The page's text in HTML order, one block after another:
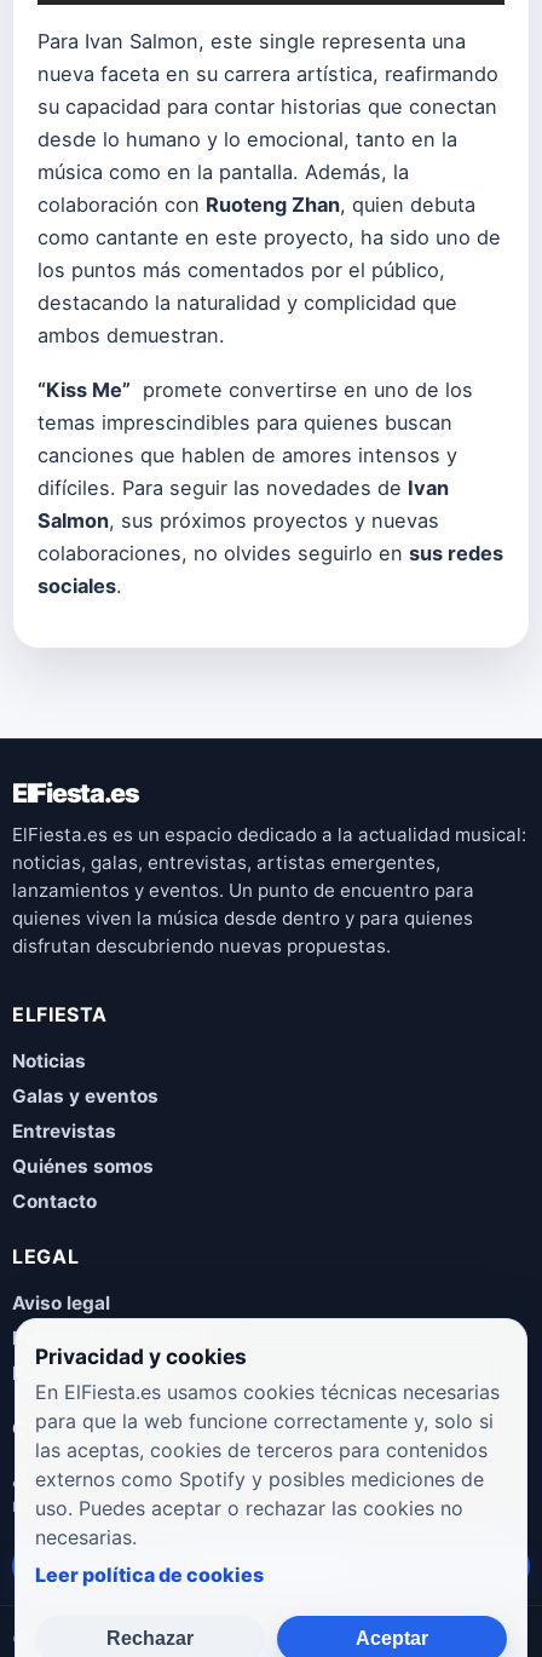
Para Ivan Salmon, este single representa una
nueva faceta en su carrera artística, reafirmando
su capacidad para contar historias que conectan
desde lo humano y lo emocional, tanto en la
música como en la pantalla. Además, la
colaboración con Ruoteng Zhan, quien debuta
como cantante en este proyecto, ha sido uno de
los puntos más comentados por el público,
destacando la naturalidad y complicidad que
ambos demuestran.
“Kiss Me” promete convertirse en uno de los
temas imprescindibles para quienes buscan
canciones que hablen de amores intensos y
difíciles. Para seguir las novedades de Ivan
Salmon, sus próximos proyectos y nuevas
colaboraciones, no olvides seguirlo en sus redes
sociales.
ElFiesta.es
ElFiesta.es es un espacio dedicado a la actualidad musical:
noticias, galas, entrevistas, artistas emergentes,
lanzamientos y eventos. Un punto de encuentro para
quienes viven la música desde dentro y para quienes
disfrutan descubriendo nuevas propuestas.
ELFIESTA
Noticias
Galas y eventos
Entrevistas
Quiénes somos
Contacto
LEGAL
Aviso legal
Política de privacidad
Política de cookies
COLABORA
¿Eres artista, manager, sello o promotor? Envíanos tus
novedades, galas, entrevistas o propuestas musicales.
Enviar propuesta
© 2026 ElFiesta.es Noticias · Galas · Entrevistas · Música
Privacidad y cookies
En ElFiesta.es usamos cookies técnicas necesarias
para que la web funcione correctamente y, solo si
las aceptas, cookies de terceros para contenidos
externos como Spotify y posibles mediciones de
uso. Puedes aceptar o rechazar las cookies no
necesarias.
Leer política de cookies
Rechazar Aceptar